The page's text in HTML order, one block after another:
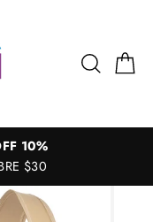
Buscar
10%
$30